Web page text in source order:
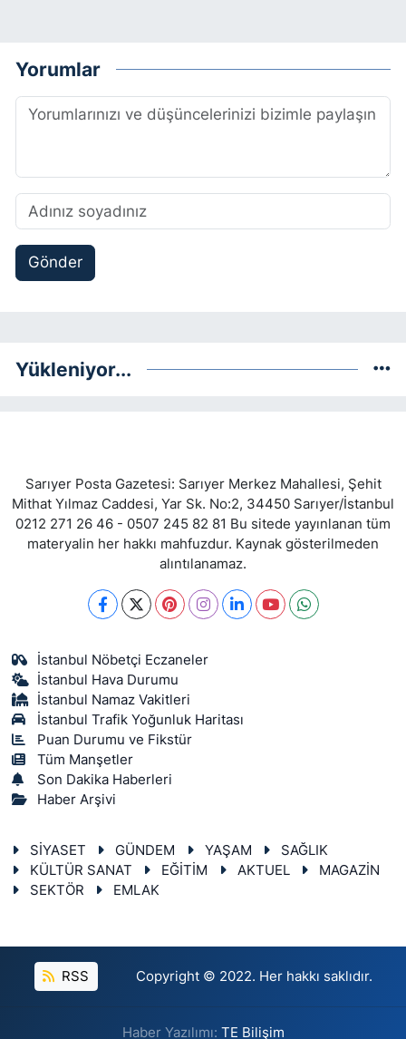
Yorumlar
Gönder
Yükleniyor...
Sarıyer Posta Gazetesi: Sarıyer Merkez Mahallesi, Şehit
Mithat Yılmaz Caddesi, Yar Sk. No:2, 34450 Sarıyer/İstanbul
0212 271 26 46 - 0507 245 82 81 Bu sitede yayınlanan tüm
materyalin her hakkı mahfuzdur. Kaynak gösterilmeden
alıntılanamaz.
İstanbul Nöbetçi Eczaneler
İstanbul Hava Durumu
İstanbul Namaz Vakitleri
İstanbul Trafik Yoğunluk Haritası
Puan Durumu ve Fikstür
Tüm Manşetler
Son Dakika Haberleri
Haber Arşivi
SİYASET GÜNDEM YAŞAM
SAĞLIK
KÜLTÜR SANAT
EĞİTİM AKTUEL
MAGAZİN
SEKTÖR
EMLAK
RSS Copyright © 2022. Her hakkı saklıdır.
Haber Yazılımı: TE Bilişim